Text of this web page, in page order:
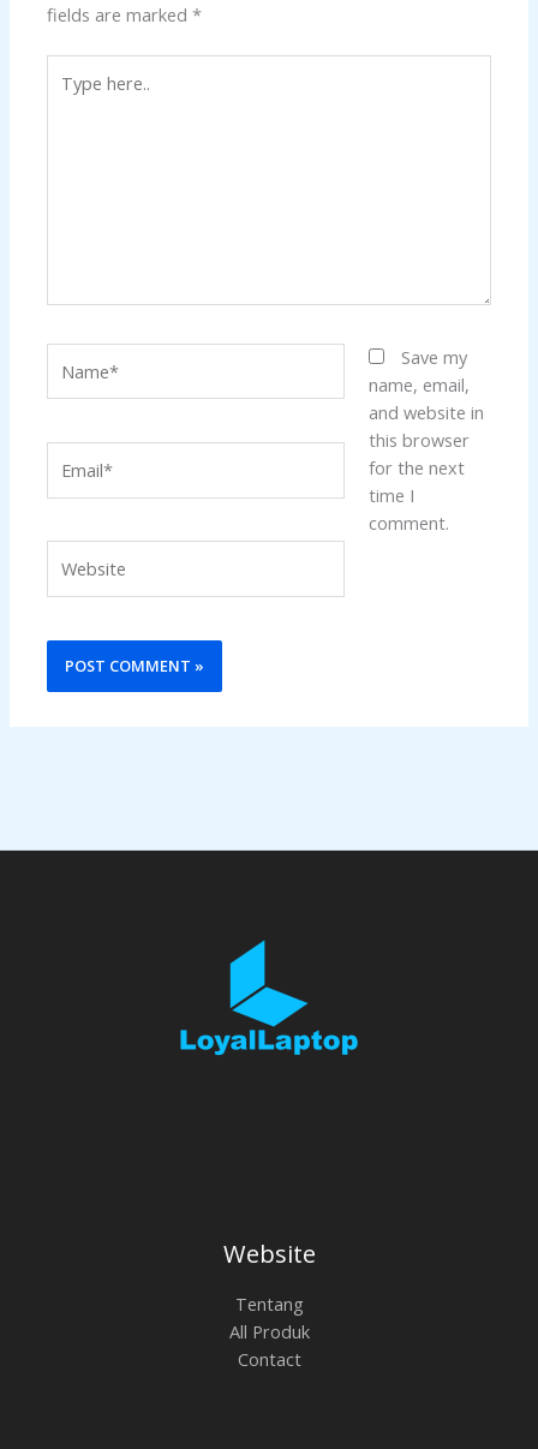
fields are marked*
here..
Save my
name, email,
and website in
this browser
for the next
time I
comment.
Website
Tentang
All Produk
Contact